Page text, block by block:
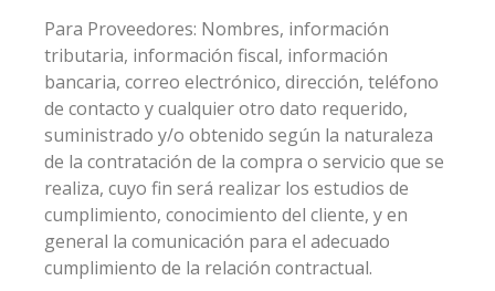
Para Proveedores: Nombres, información
tributaria, información fiscal, información
bancaria, correo electrónico, dirección, teléfono
de contacto y cualquier otro dato requerido,
suministrado y/o obtenido según la naturaleza
de la contratación de la compra o servicio que se
realiza, cuyo fin será realizar los estudios de
cumplimiento, conocimiento del cliente, y en
general la comunicación para el adecuado
cumplimiento de la relación contractual.